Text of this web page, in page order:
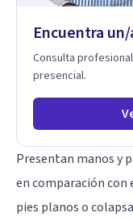
Encuentra
Consulta
presencial.
Presentan manos y
en comparación con
pies planos o